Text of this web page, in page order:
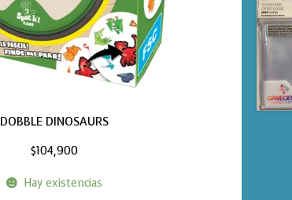
DOBBLE DINOSAURS
$104,900
Hay existencias